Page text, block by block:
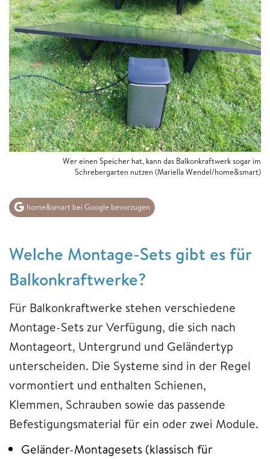
Wer einen Speicher hat, kann das Balkonkraftwerk sogar im
Schrebergarten nutzen (Mariella Wendel/home&smart)
home&smart bei Google bevorzugen
Welche Montage-Sets gibt es für
Balkonkraftwerke?
Für Balkonkraftwerke stehen verschiedene
Montage-Sets zur Verfügung, die sich nach
Montageort, Untergrund und Geländertyp
unterscheiden. Die Systeme sind in der Regel
vormontiert und enthalten Schienen,
Klemmen, Schrauben sowie das passende
Befestigungsmaterial für ein oder zwei Module.
Geländer-Montagesets (klassisch für